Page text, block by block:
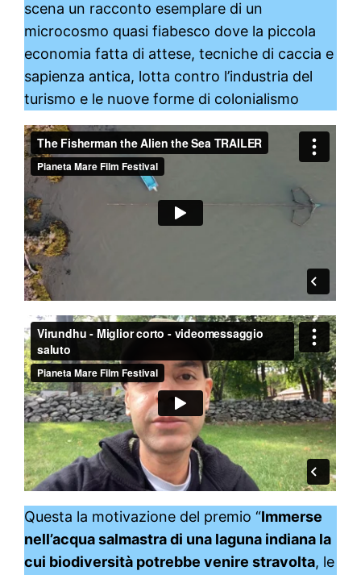
scena un racconto esemplare di un
microcosmo quasi fiabesco dove la piccola
economia fatta di attese, tecniche di caccia e
sapienza antica, lotta contro l’industria del
turismo e le nuove forme di colonialismo
Questa la motivazione del premio “Immerse
nell’acqua salmastra di una laguna indiana la
cui biodiversità potrebbe venire stravolta, le